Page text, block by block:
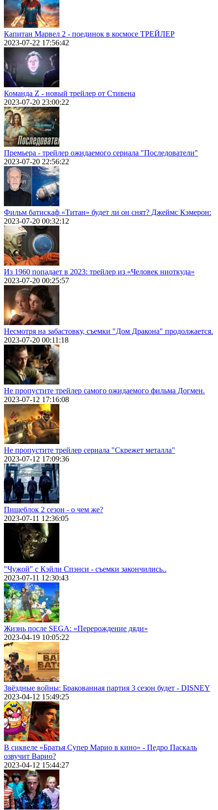
Капитан Марвел 2 - поединок в космосе ТРЕЙЛЕР
2023-07-22 17:56:42
Команда Z - новый трейлер от Стивена
2023-07-20 23:00:22
Премьера - трейлер ожидаемого сериала "Последователи"
2023-07-20 22:56:22
Фильм батискаф «Титан» будет ли он снят? Джеймс Кэмерон:
2023-07-20 00:32:12
Из 1960 попадает в 2023: трейлер из «Человек ниоткуда»
2023-07-20 00:25:57
Несмотря на забастовку, съемки "Дом Дракона" продолжается.
2023-07-20 00:11:18
Не пропустите трейлер самого ожидаемого фильма Догмен.
2023-07-12 17:16:08
Не пропустите трейлер сериала "Скрежет металла"
2023-07-12 17:09:36
Пищеблок 2 сезон - о чем же?
2023-07-11 12:36:05
"Чужой" с Кэйли Спэнси - съемки закончились..
2023-07-11 12:30:43
Жизнь после SEGA: «Перерождение дяди»
2023-04-19 10:05:22
Звёздные войны: Бракованная партия 3 сезон будет - DISNEY
2023-04-12 15:49:25
В сиквеле «Братья Супер Марио в кино» - Педро Паскаль
озвучит Варио?
2023-04-12 15:44:27